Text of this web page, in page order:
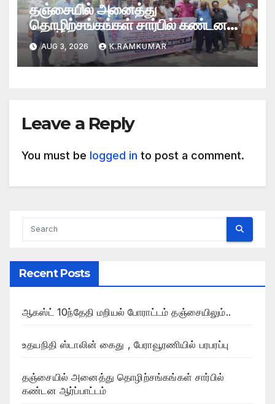
தஞ்சையில் அனைத்து
தொழிற்சங்கங்கள் சார்பில் கண்டன
ஆர்ப்பாட்டம்
AUG 3, 2026 K.RAMKUMAR
Leave a Reply
You must be logged in to post a comment.
Recent Posts
ஆகஸ்ட் 10ந்தேதி மறியல் போராட்டம் தஞ்சையிலும்..
உதயநிதி ஸ்டாலின் கைது , பேராவூரணியில் பரபரப்பு
தஞ்சையில் அனைத்து தொழிற்சங்கங்கள் சார்பில்
கண்டன ஆர்ப்பாட்டம்